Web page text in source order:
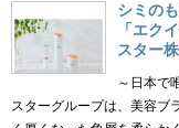
シミの
「エク
スター
～日本で
スターグループは、美容ブ